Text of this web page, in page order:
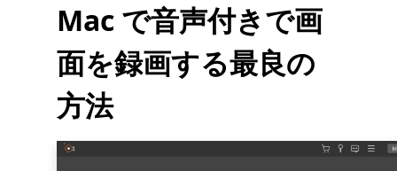
Mac で音声付きで画
面を録画する最良の
方法